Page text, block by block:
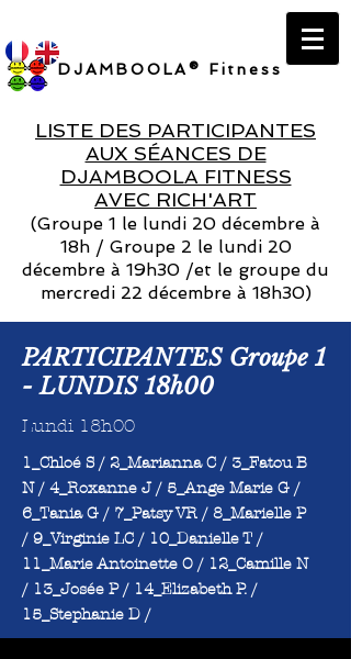
DJAMBOOLA® Fitness
LISTE DES PARTICIPANTES
AUX SÉANCES DE
DJAMBOOLA FITNESS
AVEC RICH'ART
(Groupe 1 le lundi 20 décembre à
18h / Groupe 2 le lundi 20
décembre à 19h30 /et le groupe du
mercredi 22 décembre à 18h30)
PARTICIPANTES Groupe 1
- LUNDIS 18h00
Lundi 18h00
1_Chloé S / 2_Marianna C / 3_Fatou B
N / 4_Roxanne J / 5_Ange Marie G /
6_Tania G / 7_Patsy VR / 8_Marielle P
/ 9_Virginie LC / 10_Danielle T /
11_Marie Antoinette O / 12_Camille N
/ 13_Josée P / 14_Elizabeth P. /
15_Stephanie D /